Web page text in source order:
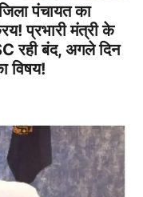
पंचायत का
प्रभारी मंत्री के
रही बंद, अगले दिन
विषय!